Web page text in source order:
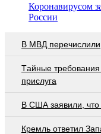
Коронавирусом
России
В МВД перечислили,
Тaйныe
приcлугa
В США заявили, что
Кремль ответил